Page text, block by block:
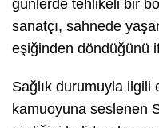
günlerde tehlikeli bir
sanatçı, sahnede
eşiğinden döndüğünü
Sağlık durumuyla
kamuoyuna seslenen